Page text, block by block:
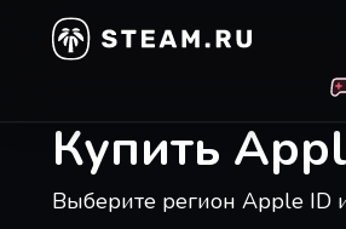
Купить
Выберите регион Apple ID